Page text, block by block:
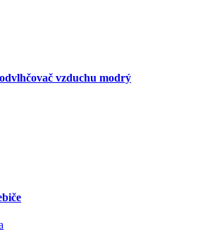
vzduchu modrý